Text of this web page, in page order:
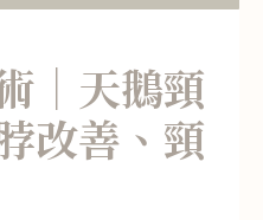
｜天鵝頸
改善、頸